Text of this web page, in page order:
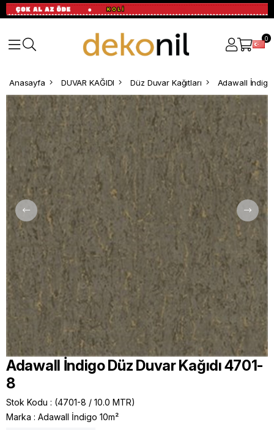
0
Anasayfa DUVAR KAĞIDI Düz Duvar Kağıtları Adawall İndigo
Adawall İndigo Düz Duvar Kağıdı 4701-
8
Stok Kodu
(4701-8 / 10.0 MTR)
Marka : Adawall İndigo 10m²